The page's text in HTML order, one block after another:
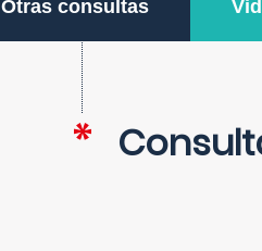
Otras consultas